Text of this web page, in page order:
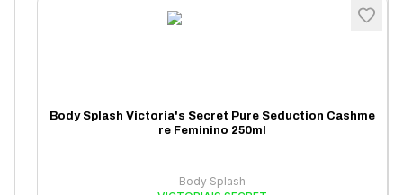
Body Splash Victoria's Secret Pure Seduction Cashme
re Feminino 250ml
Body Splash